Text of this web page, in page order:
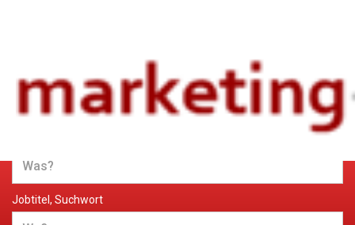
Jobs und Stellenangebote im
Marketing
Jobtitel, Suchwort